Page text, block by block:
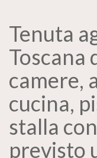
Tenuta
Toscana
camere,
cucina,
stalla
previsto